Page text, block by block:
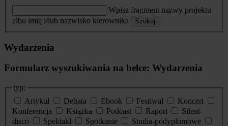
Wpisz fragment nazwy projektu
albo imię i/lub nazwisko kierownika
Szukaj
Wydarzenia
Formularz wyszukiwania na belce: Wydarzenia
typ:
Artykuł
Debata Ebook Festiwal
Koncert
Konferencja
Książka Podcast Raport
Silent-
disco
Spektakl Spotkanie
Studia-podyplomowe